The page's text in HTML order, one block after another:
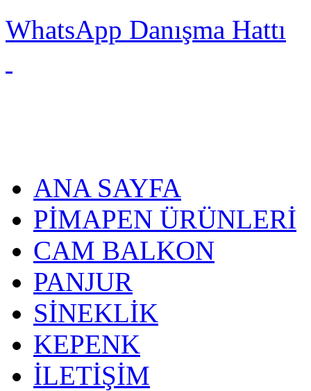
WhatsApp Danışma Hattı
ANA SAYFA
PİMAPEN ÜRÜNLERİ
CAM BALKON
PANJUR
SİNEKLİK
KEPENK
İLETİŞİM